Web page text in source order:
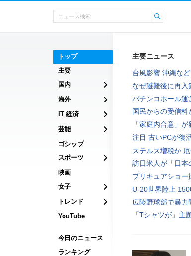
トップ
主要
国内
海外
IT 経済
芸能
ゴシップ
スポーツ
映画
女子
トレンド
YouTube
今日のニュース
ランキング
主要ニュース
台風影響 沖縄な
なぜ避難後に再入
パチンコホール運
国民からの受信
「家庭内合意」
注目 古いPCが復
ステルス増税か
訪日米人が「日本
プリキュアショー
U-20世界陸上
広陵野球部で暴力
「Tシャツが」主